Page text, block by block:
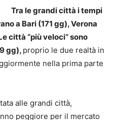
Tra le grandi città i tempi
a Bari (171 gg), Verona
città “più veloci” sono
gg), proprio le due realtà in
nella prima parte
alle grandi città,
peggiore per il mercato